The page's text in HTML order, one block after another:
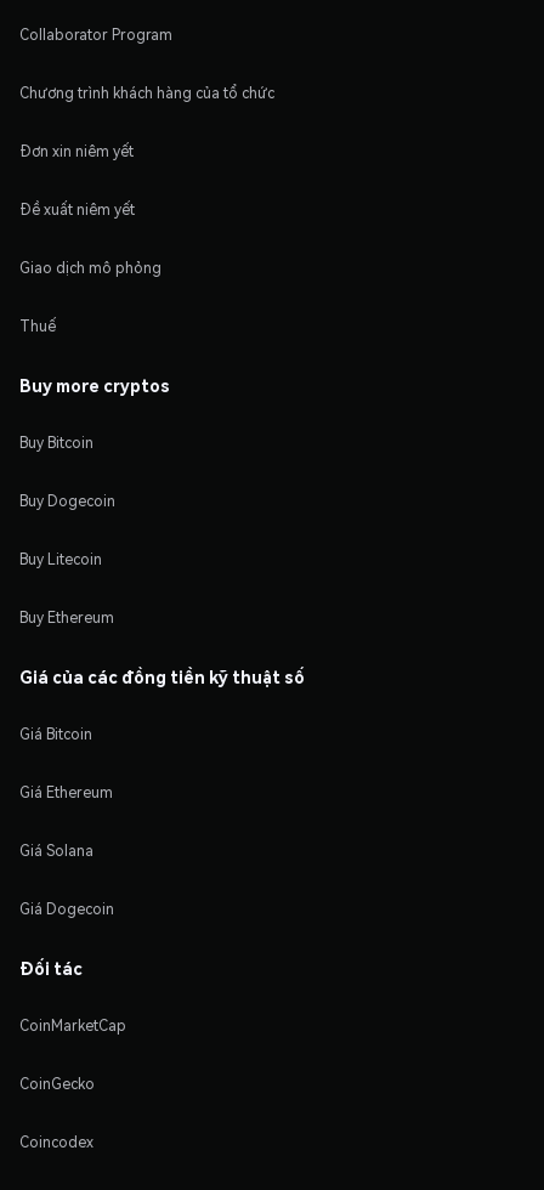
Collaborator Program
Chương trình khách hàng của tổ chức
Đơn xin niêm yết
Đề xuất niêm yết
Giao dịch mô phỏng
Thuế
Buy more cryptos
Buy Bitcoin
Buy Dogecoin
Buy Litecoin
Buy Ethereum
Giá của các đồng tiền kỹ thuật số
Giá Bitcoin
Giá Ethereum
Giá Solana
Giá Dogecoin
Đối tác
CoinMarketCap
CoinGecko
Coincodex